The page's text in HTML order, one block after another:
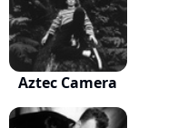
Aztec Camera